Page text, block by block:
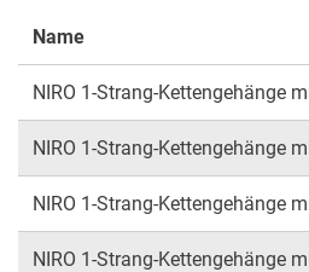
Name
NIRO 1-Strang-Kettengehänge
NIRO 1-Strang-Kettengehänge
NIRO 1-Strang-Kettengehänge
NIRO 1-Strang-Kettengehänge